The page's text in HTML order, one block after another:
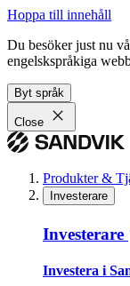
Hoppa till innehåll
Du besöker just nu
engelskspråkiga
Byt språk
Close
Produkter &
Investerare
Investerare
Investera i